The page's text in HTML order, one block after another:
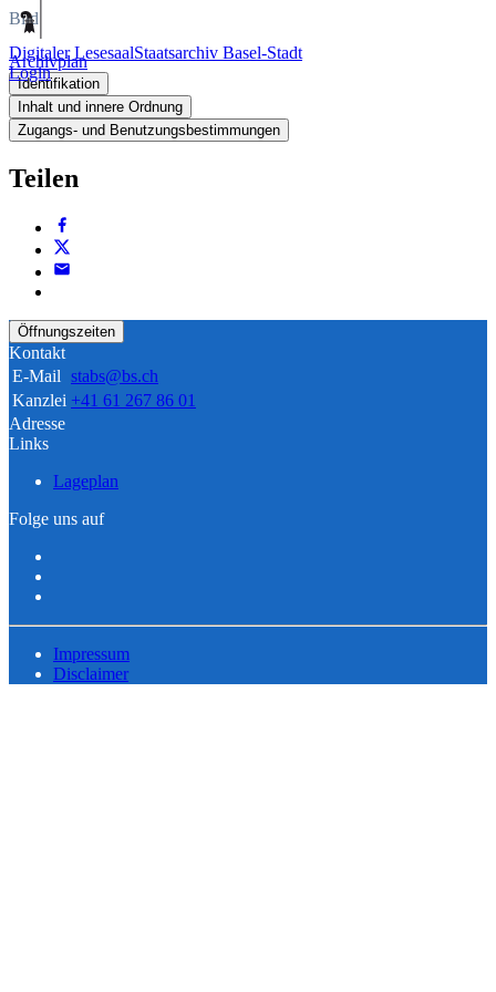
Digitaler LesesaalStaatsarchiv Basel-Stadt
Login
Bild
Archivplan
Identifikation
Inhalt und innere Ordnung
Zugangs- und Benutzungsbestimmungen
Teilen
Öffnungszeiten
Kontakt
E-Mail stabs@bs.ch
Kanzlei +41 61 267 86 01
Adresse
Links
Lageplan
Folge uns auf
Impressum
Disclaimer